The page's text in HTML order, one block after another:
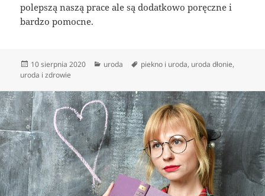
polepszą naszą prace ale są dodatkowo poręczne i
bardzo pomocne.
Data
publikacji
10 sierpnia 2020 Kategorie
uroda Tagi
piekno i uroda, uroda dłonie,
uroda i zdrowie